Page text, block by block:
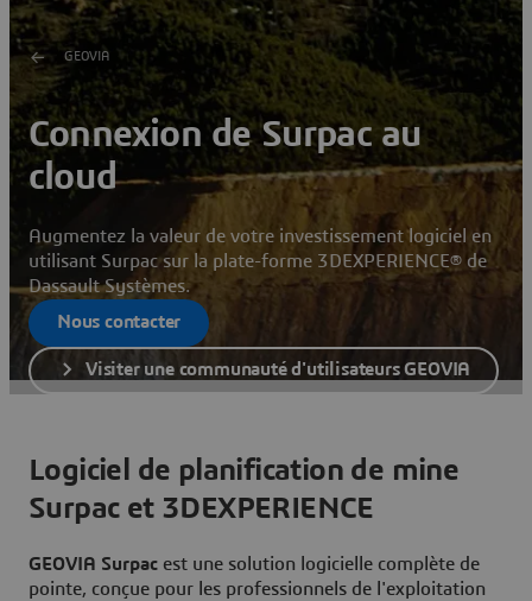
GEOVIA
Connexion de Surpac au
cloud
Augmentez la valeur de votre investissement logiciel en
utilisant Surpac sur la plate-forme 3DEXPERIENCE® de
Dassault Systèmes.
Nous contacter
Visiter une communauté d'utilisateurs GEOVIA
Logiciel de planification de mine
Surpac et 3DEXPERIENCE
GEOVIA Surpac est une solution logicielle complète de
pointe, conçue pour les professionnels de l'exploitation